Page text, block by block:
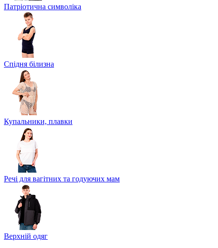
Патріотична символіка
Спідня білизна
Купальники, плавки
Речі для вагітних та годуючих мам
Верхній одяг